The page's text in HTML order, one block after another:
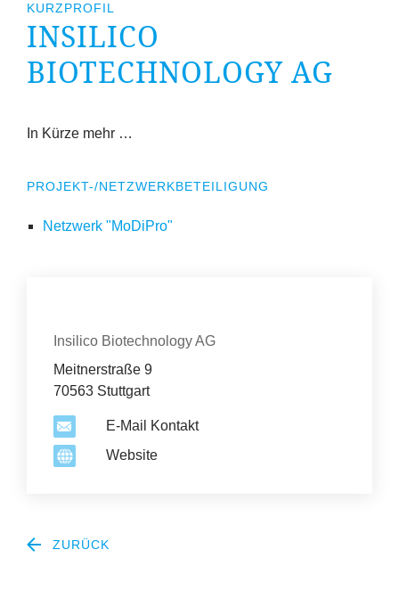
Unternehmen
Cluster
Leistungsangebot
Aktuelles
KURZPROFIL
INSILICO
BIOTECHNOLOGY AG
In Kürze mehr …
PROJEKT-/NETZWERKBETEILIGUNG
Netzwerk "MoDiPro"
Organisation
Insilico Biotechnology AG
Meitnerstraße 9
70563 Stuttgart
E-Mail Kontakt
Website
ZURÜCK